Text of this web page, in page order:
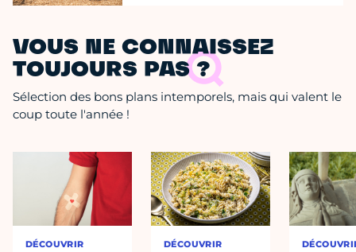
VOUS NE CONNAISSEZ
TOUJOURS PAS ?
Sélection des bons plans intemporels, mais qui valent le
coup toute l'année !
DÉCOUVRIR DÉCOUVRIR